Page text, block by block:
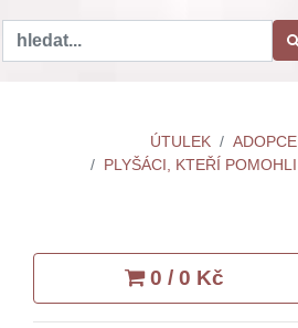
ÚTULEK
ADOPCE
PLYŠÁCI, KTEŘÍ POMOHLI
0 / 0 Kč